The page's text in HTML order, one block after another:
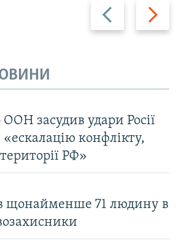
Назад Вперед
ООН засудив удари Росії
«ескалацію конфлікту,
РФ»
щонайменше 71 людину в